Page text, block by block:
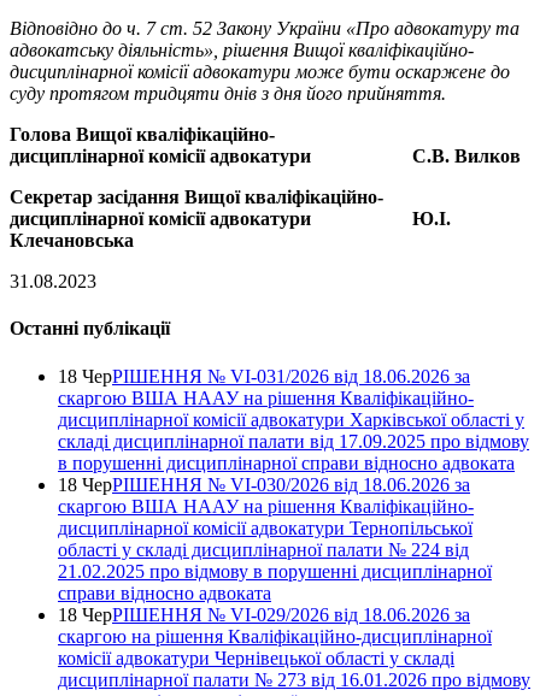
Відповідно до ч. 7 ст. 52 Закону України «Про адвокатуру та
адвокатську діяльність», рішення Вищої кваліфікаційно-
дисциплінарної комісії адвокатури може бути оскаржене до
суду протягом тридцяти днів з дня його прийняття.
Голова Вищої кваліфікаційно-
дисциплінарної комісії адвокатури С.В. Вилков
Секретар засідання Вищої кваліфікаційно-
дисциплінарної комісії адвокатури Ю.І.
Клечановська
31.08.2023
Останні публікації
18 ЧерРІШЕННЯ № VІ-031/2026 від 18.06.2026 за
скаргою ВША НААУ на рішення Кваліфікаційно-
дисциплінарної комісії адвокатури Харківської області у
складі дисциплінарної палати від 17.09.2025 про відмову
в порушенні дисциплінарної справи відносно адвоката
18 ЧерРІШЕННЯ № VІ-030/2026 від 18.06.2026 за
скаргою ВША НААУ на рішення Кваліфікаційно-
дисциплінарної комісії адвокатури Тернопільської
області у складі дисциплінарної палати № 224 від
21.02.2025 про відмову в порушенні дисциплінарної
справи відносно адвоката
18 ЧерРІШЕННЯ № VІ-029/2026 від 18.06.2026 за
скаргою на рішення Кваліфікаційно-дисциплінарної
комісії адвокатури Чернівецької області у складі
дисциплінарної палати № 273 від 16.01.2026 про відмову